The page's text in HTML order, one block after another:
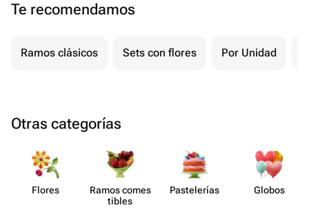
Te recomendamos
Ramos clásicos Sets con flores Por Unidad
Otras categorías
Flores
Ramos comes​
tibles
Paste​lerías Globos